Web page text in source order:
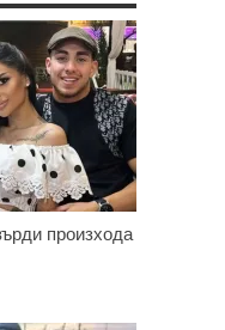
произхода